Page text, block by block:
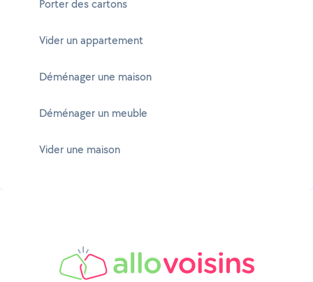
Porter des cartons
Vider un appartement
Déménager une maison
Déménager un meuble
Vider une maison